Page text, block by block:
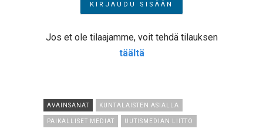
Jos et ole tilaajamme, voit tehdä tilauksen
täältä
AVAINSANAT KUNTALAISTEN ASIALLA
PAIKALLISET MEDIAT UUTISMEDIAN LIITTO